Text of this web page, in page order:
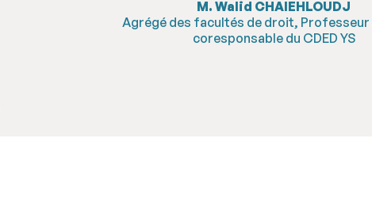
M. Walid CHAIEHLOUDJ
Agrégé des facultés de droit, Professeur
coresponsable du CDED YS